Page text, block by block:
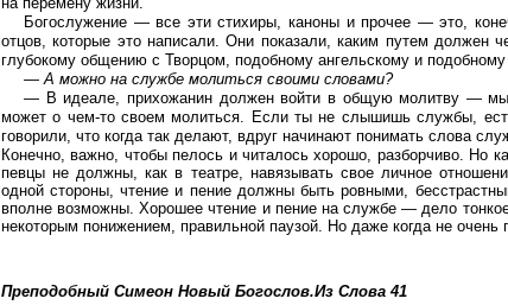
Богослужение — все эти стихиры, каноны и прочее — это,
отцов, которые это написали. Они показали, каким путем должен
глубокому общению с Творцом, подобному ангельскому и
—А можно на службе молиться своими словами?
— В идеале, прихожанин должен войти в общую молитву —
может о чем-то своем молиться. Если ты не слышишь службы,
говорили, что когда так делают, вдруг начинают понимать слова
Конечно, важно, чтобы пелось и читалось хорошо, разборчиво. Но
певцы не должны, как в театре, навязывать свое личное
одной стороны, чтение и пение должны быть ровными,
вполне возможны. Хорошее чтение и пение на службе — дело
некоторым понижением, правильной паузой. Но даже когда не
Преподобный Симеон Новый Богослов.Из Слова 41